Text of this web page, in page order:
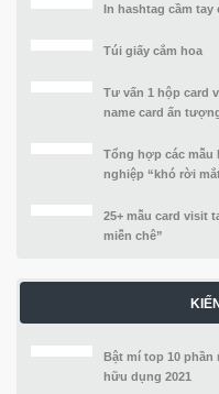
In hashtag cầm
Túi giấy cắm hoa
Tư vấn 1 hộp card
name card ấn
Tổng hợp các mẫu
nghiệp “khó rời
25+ mẫu card visit
miễn chê”
Bật mí top 10 phần
hữu dụng 2021